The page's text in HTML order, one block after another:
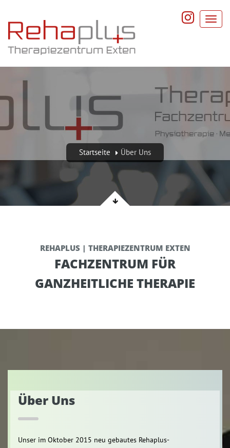
Startseite Über Uns
REHAPLUS | THERAPIEZENTRUM EXTEN
FACHZENTRUM FÜR
GANZHEITLICHE THERAPIE
Über Uns
Unser im Oktober 2015 neu gebautes Rehaplus-